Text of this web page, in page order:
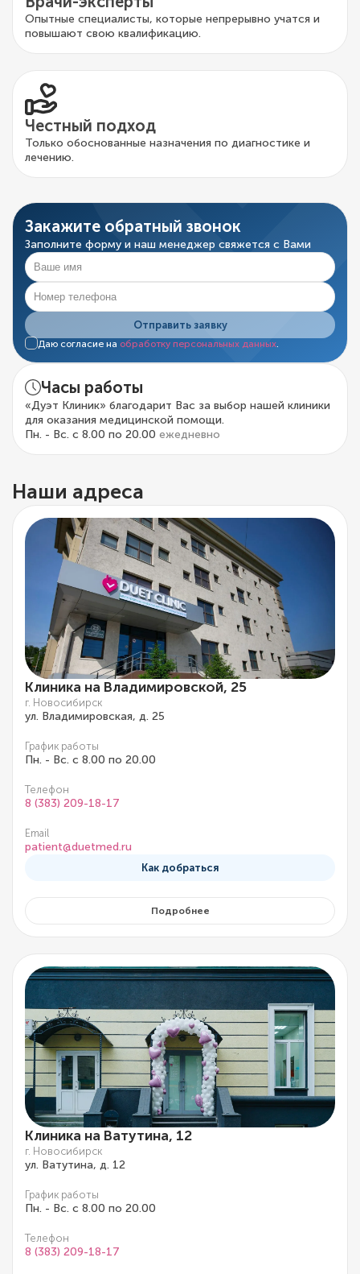
Опытные специалисты, которые непрерывно учатся и
повышают свою квалификацию.
Честный подход
Только обоснованные назначения по диагностике и
лечению.
Закажите обратный звонок
Заполните форму и наш менеджер свяжется с Вами
Отправить заявку
Даю согласие на обработку персональных данных
Часы работы
«Дуэт Клиник» благодарит Вас за выбор нашей клиники
для оказания медицинской помощи.
Пн. - Вс. с 8.00 по 20.00 ежедневно
Наши адреса
Клиника на Владимировской, 25
г. Новосибирск
ул. Владимировская, д. 25
График работы
Пн. - Вс. с 8.00 по 20.00
Телефон
8 (383) 209-18-17
Email
patient@duetmed.ru
Как добраться
Подробнее
Клиника на Ватутина, 12
г. Новосибирск
ул. Ватутина, д. 12
График работы
Пн. - Вс. с 8.00 по 20.00
Телефон
8 (383) 209-18-17